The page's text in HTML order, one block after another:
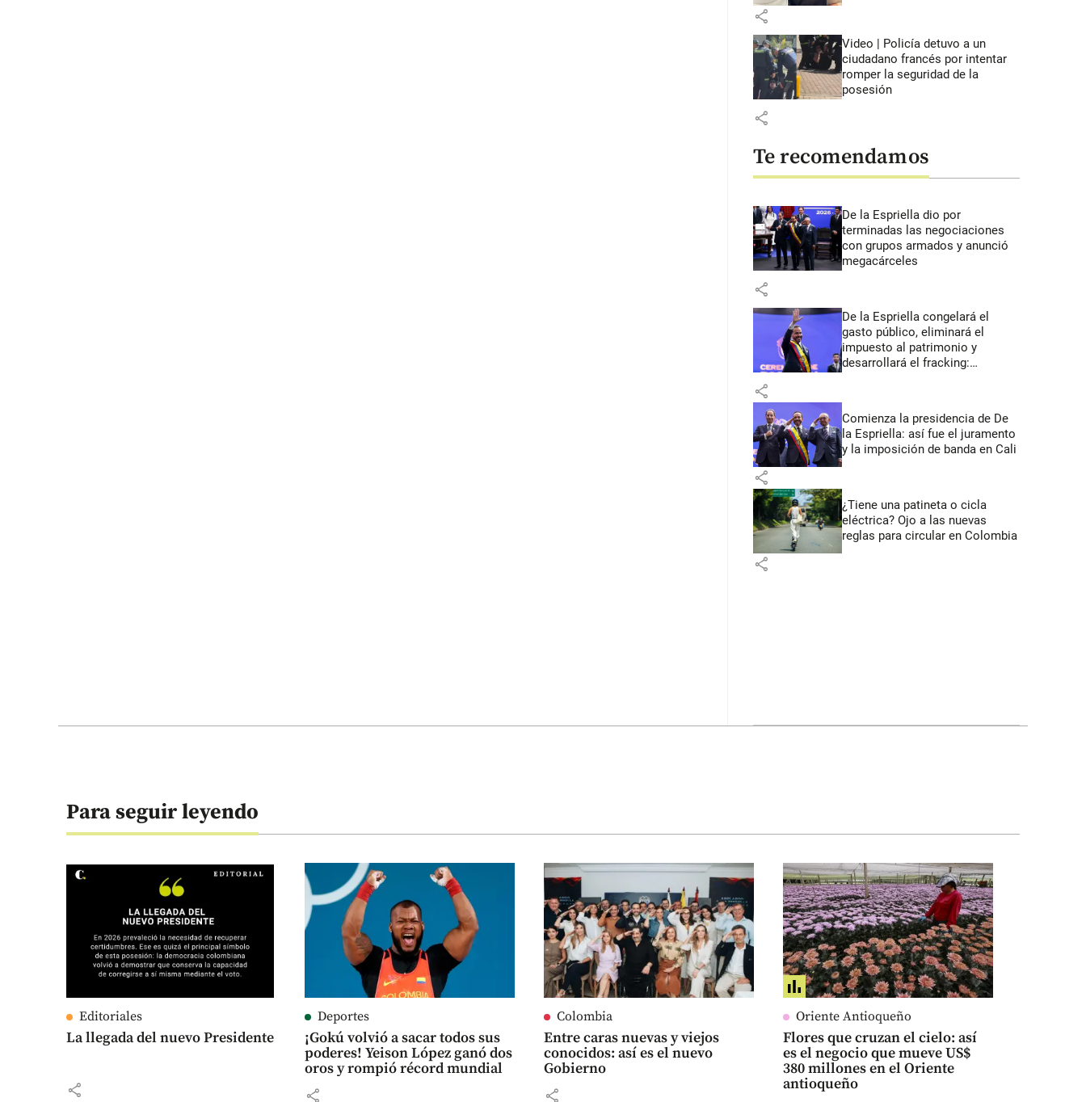
share
Video | Policía detuvo a un
ciudadano francés por intentar
romper la seguridad de la
posesión
share
Te recomendamos
De la Espriella dio por
terminadas las negociaciones
con grupos armados y anunció
megacárceles
share
De la Espriella congelará el
gasto público, eliminará el
impuesto al patrimonio y
desarrollará el fracking:
share
Comienza la presidencia de De
la Espriella: así fue el juramento
y la imposición de banda en Cali
share
¿Tiene una patineta o cicla
eléctrica? Ojo a las nuevas
reglas para circular en Colombia
share
Para seguir leyendo
Editoriales
La llegada del nuevo Presidente
share
Deportes
¡Gokú volvió a sacar todos sus
poderes! Yeison López ganó dos
oros y rompió récord mundial
share
Colombia
Entre caras nuevas y viejos
conocidos: así es el nuevo
Gobierno
share
Oriente Antioqueño
Flores que cruzan el cielo: así
es el negocio que mueve US$
380 millones en el Oriente
antioqueño